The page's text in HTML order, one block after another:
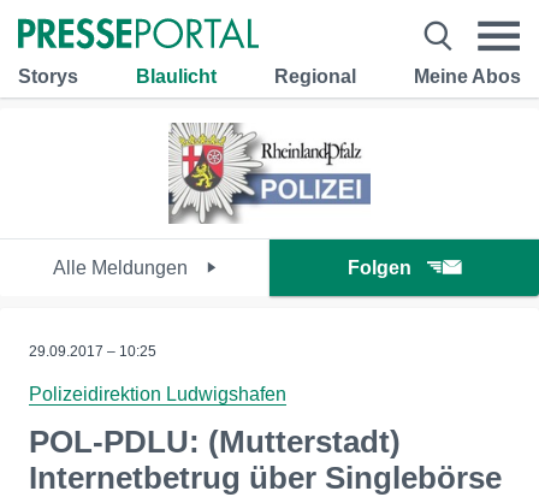
Storys Blaulicht Regional Meine Abos
Alle Meldungen Folgen
29.09.2017 – 10:25
Polizeidirektion Ludwigshafen
POL-PDLU: (Mutterstadt)
Internetbetrug über Singlebörse